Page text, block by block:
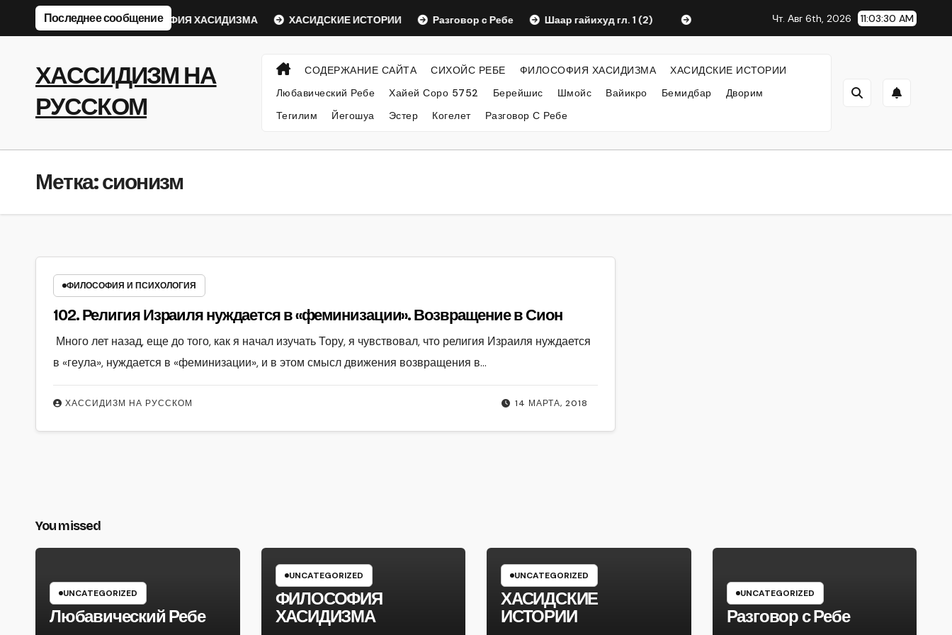
Перейти
Последнее сообщение
Ребе ФИЛОСОФИЯ ХАСИДИЗМА ХАСИДСКИЕ ИСТОРИИ Разговор с Ребе Шаар гайихуд гл. 1 (2) Любавический Ребе ФИЛОСОФИЯ
Чт. Авг 6th, 2026 11:03:30 AM
ХАССИДИЗМ НА
РУССКОМ
СОДЕРЖАНИЕ САЙТА СИХОЙС РЕБЕ ФИЛОСОФИЯ ХАСИДИЗМА
ХАСИДСКИЕ ИСТОРИИ
Любавический Ребе
Хайей Соро 5752 Берейшис Шмойс Вайикро Бемидбар
Дворим
Тегилим
Йегошуа Эстер Когелет Разговор С Ребе
Метка:сионизм
ФИЛОСОФИЯ И ПСИХОЛОГИЯ
102. Религия Израиля нуждается в «феминизации». Возвращение в Сион
14 МАРТА, 2018
ХАССИДИЗМ НА РУССКОМ
Много лет назад, еще до того, как я начал изучать Тору, я чувствовал, что религия Израиля нуждается
в «геула», нуждается в «феминизации», и в этом смысл движения возвращения в…
You missed
UNCATEGORIZED
Любавический Ребе
UNCATEGORIZED
ФИЛОСОФИЯ
ХАСИДИЗМА
UNCATEGORIZED
ХАСИДСКИЕ
ИСТОРИИ
UNCATEGORIZED
Разговор с Ребе